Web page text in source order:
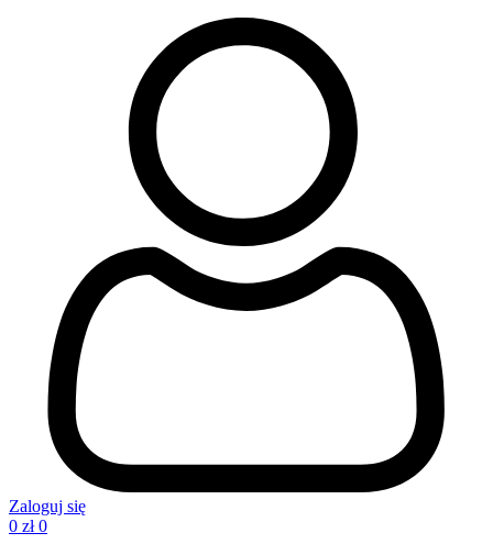
Zaloguj się
0 zł 0